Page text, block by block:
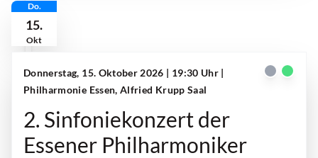
Do.
15.
Okt
Donnerstag, 15. Oktober 2026 | 19:30 Uhr |
Philharmonie Essen, Alfried Krupp Saal
2. Sinfoniekonzert der
Essener Philharmoniker